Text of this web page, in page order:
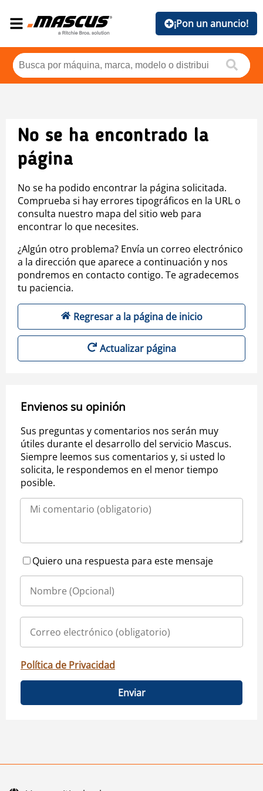
¡Pon un anuncio!
No se ha encontrado la
página
No se ha podido encontrar la página solicitada.
Comprueba si hay errores tipográficos en la URL o
consulta nuestro mapa del sitio web para
encontrar lo que necesites.
¿Algún otro problema? Envía un correo electrónico
a la dirección que aparece a continuación y nos
pondremos en contacto contigo. Te agradecemos
tu paciencia.
Regresar a la página de inicio
Actualizar página
Envienos su opinión
Sus preguntas y comentarios nos serán muy
útiles durante el desarrollo del servicio Mascus.
Siempre leemos sus comentarios y, si usted lo
solicita, le respondemos en el menor tiempo
posible.
Quiero una respuesta para este mensaje
Política de Privacidad
Enviar